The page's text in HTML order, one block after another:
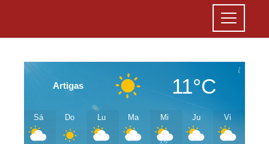
Artigas 11°C
Sá Do Lu Ma Mi Ju Vi